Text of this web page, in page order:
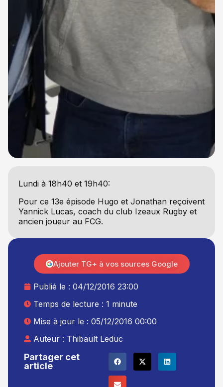
Lundi à 18h40 et 19h40:
Pour ce 13e épisode Hugo et Jonathan reçoivent
Yannick Lucas, coach du club Izeaux Rugby et
ancien joueur au FCG.
Partager cet
article
Publié le : 04/12/2016 23:00
Temps de lecture : 1 minute
Mise à jour le : 05/12/2016 00:00
Auteur : Thibault Leduc
Ajouter TG+ à vos sources Google